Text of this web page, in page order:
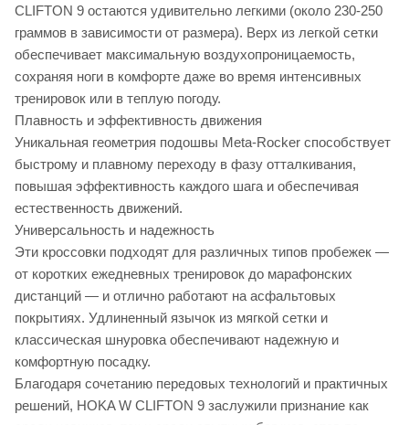
CLIFTON 9 остаются удивительно легкими (около 230-250
граммов в зависимости от размера). Верх из легкой сетки
обеспечивает максимальную воздухопроницаемость,
сохраняя ноги в комфорте даже во время интенсивных
тренировок или в теплую погоду.
Плавность и эффективность движения
Уникальная геометрия подошвы Meta-Rocker способствует
быстрому и плавному переходу в фазу отталкивания,
повышая эффективность каждого шага и обеспечивая
естественность движений.
Универсальность и надежность
Эти кроссовки подходят для различных типов пробежек —
от коротких ежедневных тренировок до марафонских
дистанций — и отлично работают на асфальтовых
покрытиях. Удлиненный язычок из мягкой сетки и
классическая шнуровка обеспечивают надежную и
комфортную посадку.
Благодаря сочетанию передовых технологий и практичных
решений, HOKA W CLIFTON 9 заслужили признание как